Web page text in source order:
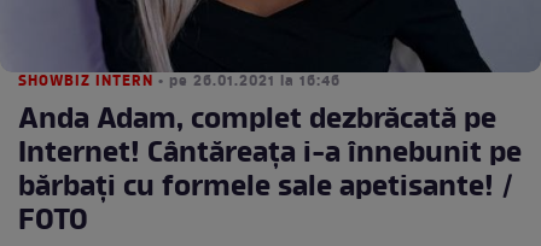
SHOWBIZ INTERN • pe 26.01.2021 la 16:46
Anda Adam, complet dezbrăcată pe
Internet! Cântăreața i-a înnebunit pe
bărbați cu formele sale apetisante! /
FOTO